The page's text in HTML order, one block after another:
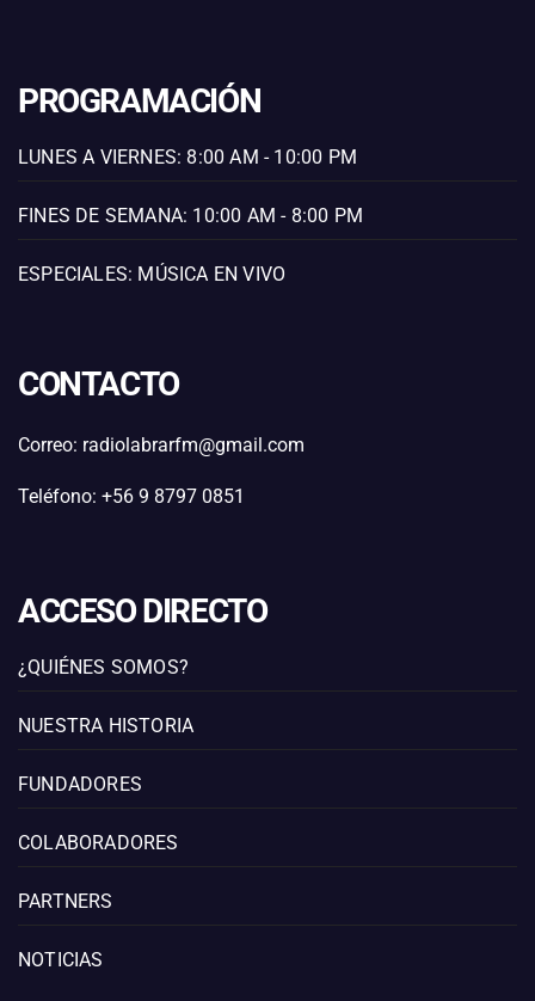
PROGRAMACIÓN
LUNES A VIERNES: 8:00 AM - 10:00 PM
FINES DE SEMANA: 10:00 AM - 8:00 PM
ESPECIALES: MÚSICA EN VIVO
CONTACTO
Correo: radiolabrarfm@gmail.com
Teléfono: +56 9 8797 0851
ACCESO DIRECTO
¿QUIÉNES SOMOS?
NUESTRA HISTORIA
FUNDADORES
COLABORADORES
PARTNERS
NOTICIAS